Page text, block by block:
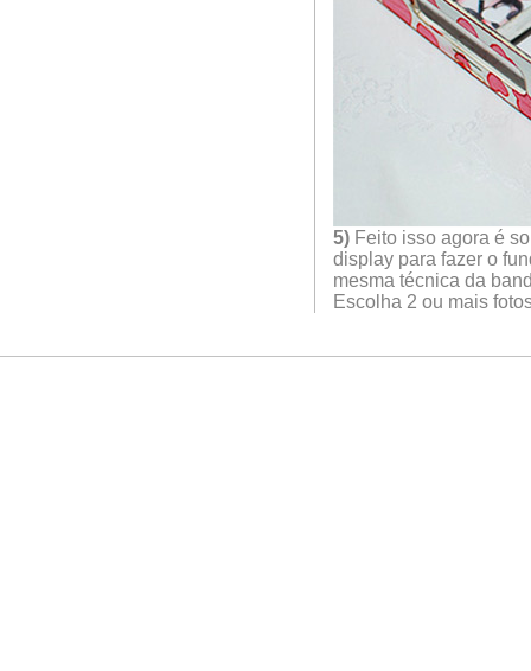
5)Feito isso agora é
display para fazer o
mesma técnica da
Escolha 2 ou mais